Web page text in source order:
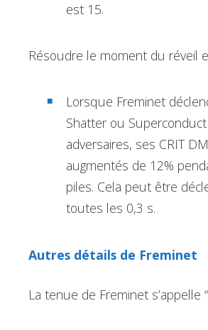
est 15.
Résoudre le moment du réveil
Lorsque Freminet
Shatter ou
adversaires, ses CRIT
augmentés de 12%
piles. Cela peut être
toutes les 0,3 s.
Autres détails de Freminet
La tenue de Freminet s’appelle